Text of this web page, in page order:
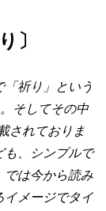
〕
祈り」という
そしてその中
されておりま
も、シンプルで
では今から読み
イメージでタイ